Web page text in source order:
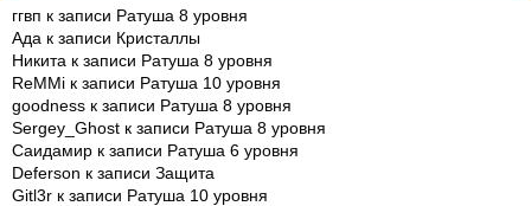
ггвп к записи Ратуша 8 уровня
Ада к записи Кристаллы
Никита к записи Ратуша 8 уровня
ReMMi к записи Ратуша 10 уровня
goodness к записи Ратуша 8 уровня
Sergey_Ghost к записи Ратуша 8 уровня
Саидамир к записи Ратуша 6 уровня
Deferson к записи Защита
Gitl3r к записи Ратуша 10 уровня